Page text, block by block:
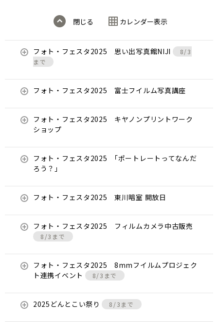
閉じる カレンダー表示
フォト・フェスタ2025 思い出写真館NIJI
8/3
まで
フォト・フェスタ2025 富士フイルム写真講座
フォト・フェスタ2025 キヤノンプリントワーク
ショップ
フォト・フェスタ2025 ｢ポートレートってなんだ
ろう？」
フォト・フェスタ2025 東川暗室 開放日
フォト・フェスタ2025 フィルムカメラ中古販売
8/3まで
フォト・フェスタ2025 8mmフイルムプロジェク
ト連携イベント
8/3まで
2025どんとこい祭り 8/3まで